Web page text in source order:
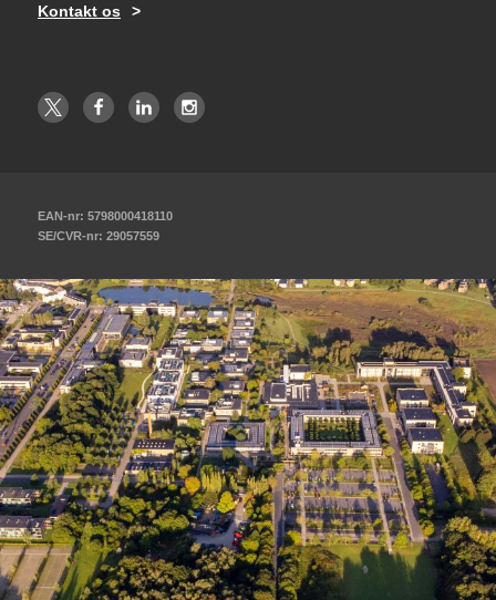
Kontakt os
EAN-nr: 5798000418110
SE/CVR-nr: 29057559